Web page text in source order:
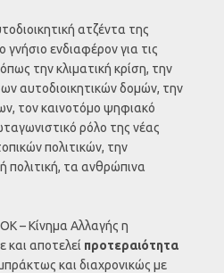
ατζέντα της
ενδιαφέρον για τις
την κλιματική κρίση, την
αυτοδιοικητικών δομών, την
τον καινοτόμο ψηφιακό
ρόλο της νέας
πολιτικών, την
πολιτική, τα ανθρώπινα
– Κίνημα Αλλαγής η
αποτελεί προτεραιότητα
και διαχρονικώς με